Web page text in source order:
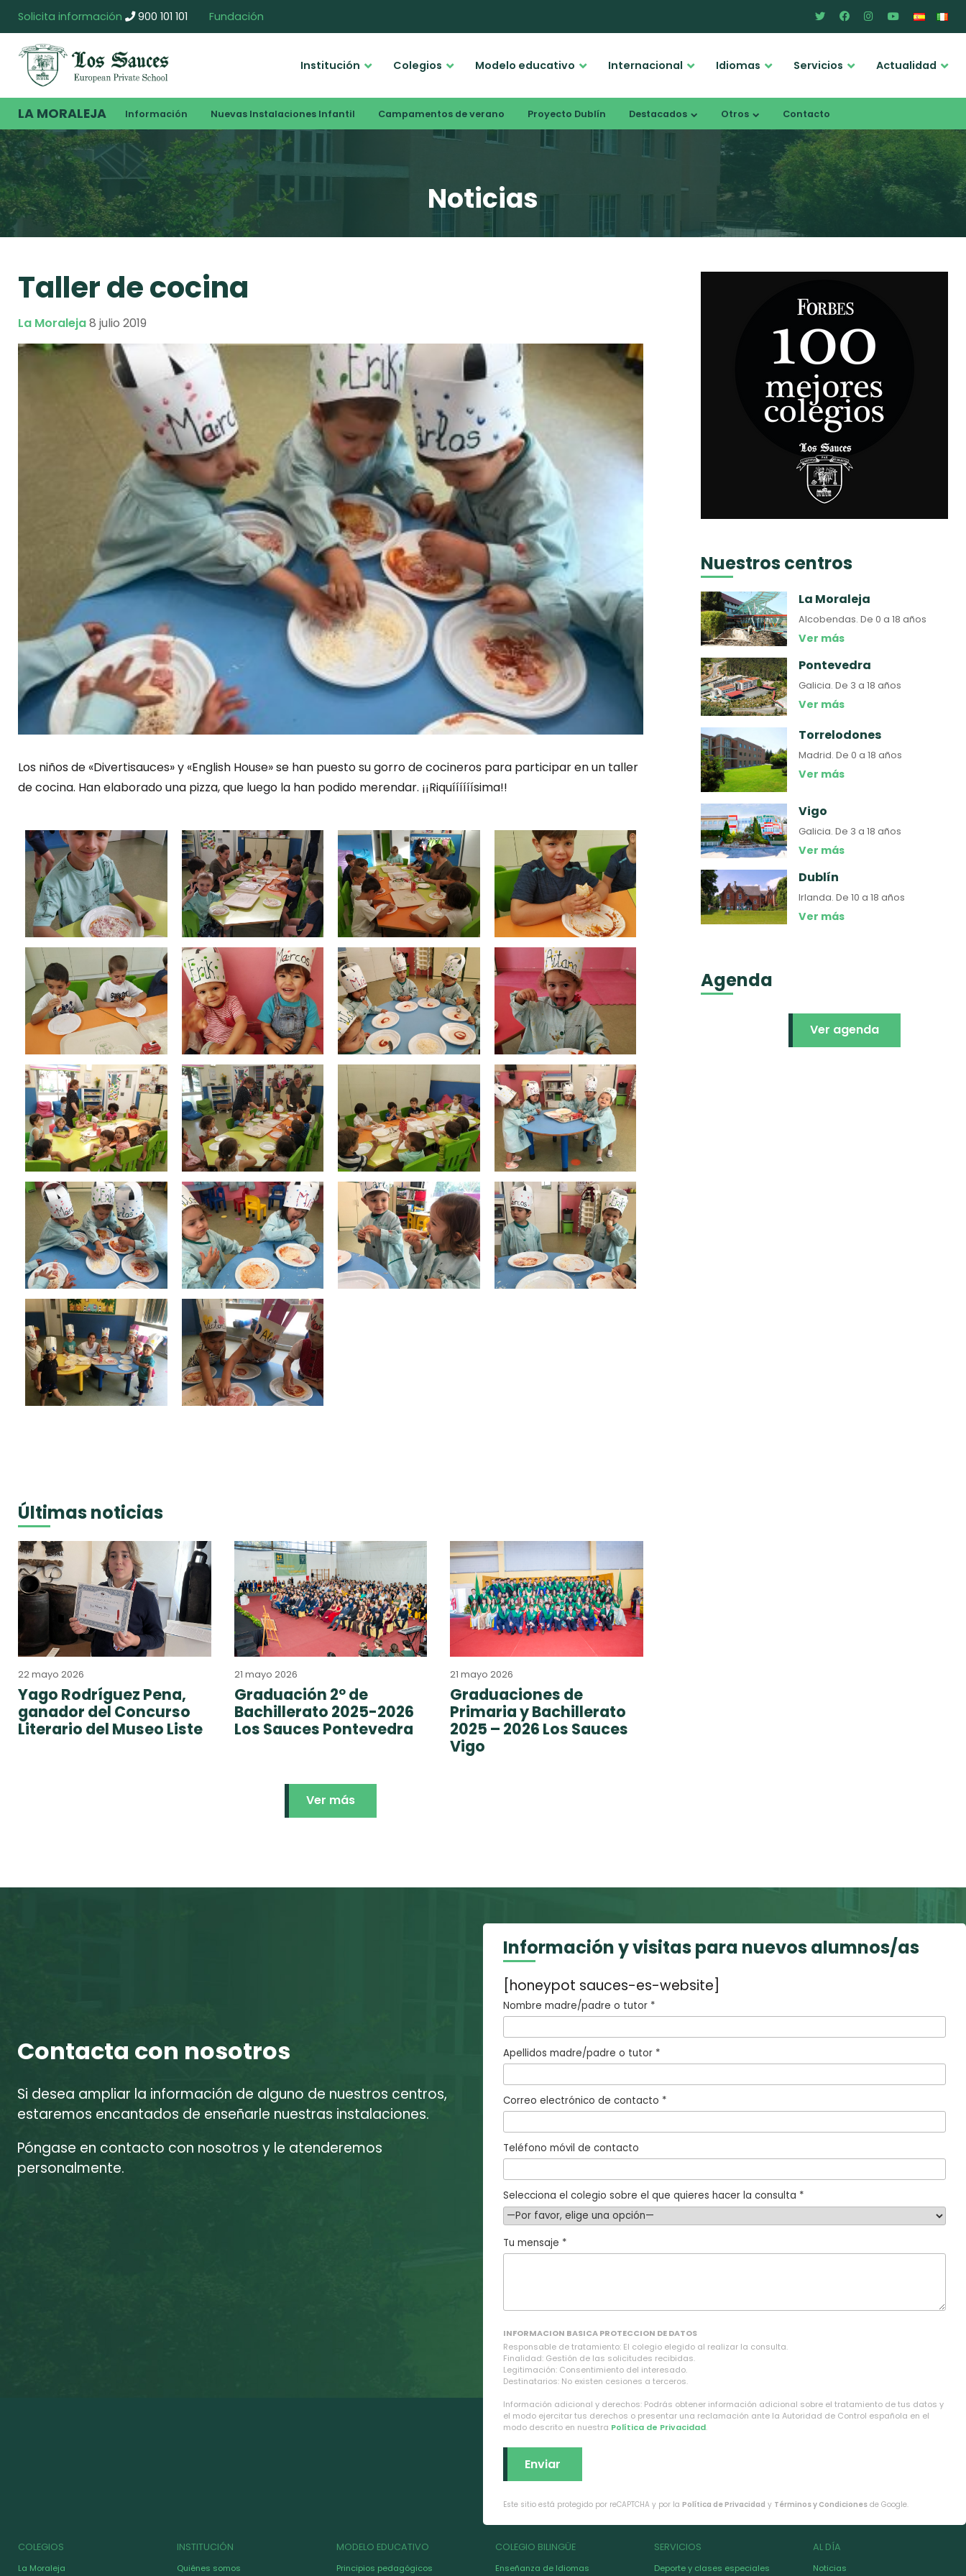
Solicita información 900 101 101 Fundación
Institución Colegios Modelo educativo Internacional Idiomas Servicios Actualidad
LA MORALEJA Información Nuevas Instalaciones Infantil Campamentos de verano Proyecto Dublín Destacados Otros Contacto
Noticias
Taller de cocina
La Moraleja8 julio 2019
Los niños de «Divertisauces» y «English House» se han puesto su gorro de cocineros para participar en un taller
de cocina. Han elaborado una pizza, que luego la han podido merendar. ¡¡Riquíííííísima!!
Últimas noticias
22 mayo 2026
Yago Rodríguez Pena,
ganador del Concurso
Literario del Museo Liste
21 mayo 2026
Graduación 2º de
Bachillerato 2025-2026
Los Sauces Pontevedra
21 mayo 2026
Graduaciones de
Primaria y Bachillerato
2025 – 2026 Los Sauces
Vigo
Ver más
Nuestros centros
La Moraleja
Alcobendas.De 0 a 18 años
Ver más
Pontevedra
Galicia.De 3 a 18 años
Ver más
Torrelodones
Madrid.De 0 a 18 años
Ver más
Vigo
Galicia.De 3 a 18 años
Ver más
Dublín
Irlanda.De 10 a 18 años
Ver más
Agenda
Ver agenda
Contacta con nosotros
Si desea ampliar la información de alguno de nuestros centros,
estaremos encantados de enseñarle nuestras instalaciones.
Póngase en contacto con nosotros y le atenderemos
personalmente.
Información y visitas para nuevos alumnos/as
[honeypot sauces-es-website]
Nombre madre/padre o tutor *
Apellidos madre/padre o tutor *
Correo electrónico de contacto *
Teléfono móvil de contacto
Selecciona el colegio sobre el que quieres hacer la consulta *
Tu mensaje *
INFORMACION BASICA PROTECCION DE DATOS
Responsable de tratamiento: El colegio elegido al realizar la consulta.
Finalidad: Gestión de las solicitudes recibidas.
Legitimación: Consentimiento del interesado.
Destinatarios: No existen cesiones a terceros.
Información adicional y derechos: Podrás obtener información adicional sobre el tratamiento de tus datos y
el modo ejercitar tus derechos o presentar una reclamación ante la Autoridad de Control española en el
modo descrito en nuestra Política de Privacidad.
Este sitio está protegido por reCAPTCHA y por la Política de Privacidad y Términos y Condiciones de Google.
COLEGIOS
La Moraleja
INSTITUCIÓN
Quiénes somos
MODELO EDUCATIVO
Principios pedagógicos
COLEGIO BILINGÜE
Enseñanza de Idiomas
SERVICIOS
Deporte y clases especiales
AL DÍA
Noticias